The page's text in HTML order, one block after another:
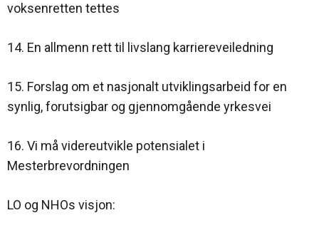
voksenretten tettes
14. En allmenn rett til livslang karriereveiledning
15. Forslag om et nasjonalt utviklingsarbeid for en
synlig, forutsigbar og gjennomgående yrkesvei
16. Vi må videreutvikle potensialet i
Mesterbrevordningen
LO og NHOs visjon: